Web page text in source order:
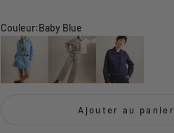
Couleur:Baby Blue
Baby Blue
Beige Marine
Ajouter au panier